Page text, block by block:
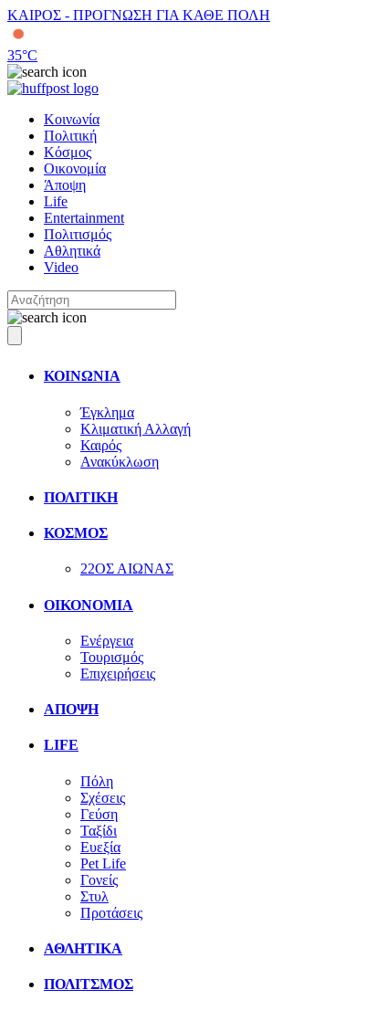
ΚΑΙΡΟΣ - ΠΡΟΓΝΩΣΗ ΓΙΑ ΚΑΘΕ ΠΟΛΗ
35°C
Κοινωνία
Πολιτική
Κόσμος
Οικονομία
Άποψη
Life
Entertainment
Πολιτισμός
Αθλητικά
Video
ΚΟΙΝΩΝΙΑ
Έγκλημα
Κλιματική Αλλαγή
Καιρός
Ανακύκλωση
ΠΟΛΙΤΙΚΗ
ΚΟΣΜΟΣ
22ΟΣ ΑΙΩΝΑΣ
ΟΙΚΟΝΟΜΙΑ
Ενέργεια
Τουρισμός
Επιχειρήσεις
ΑΠΟΨΗ
LIFE
Πόλη
Σχέσεις
Γεύση
Ταξίδι
Ευεξία
Pet Life
Γονείς
Στυλ
Προτάσεις
ΑΘΛΗΤΙΚΑ
ΠΟΛΙΤΣΜΟΣ